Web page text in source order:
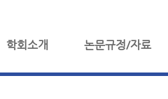
학회소개 논문규정/자료